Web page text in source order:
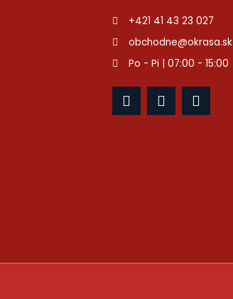
+421 41 43 23 027
obchodne@okrasa.sk
Po - Pi | 07:00 - 15:00
F
a
c
I
n
s
Y
o
u